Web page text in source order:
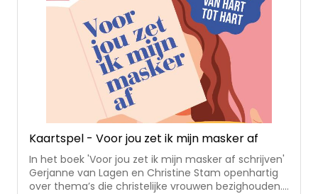
Kaartspel - Voor jou zet ik mijn masker af
In het boek 'Voor jou zet ik mijn masker af schrijven'
Gerjanne van Lagen en Christine Stam openhartig
over thema’s die christelijke vrouwen bezighouden.